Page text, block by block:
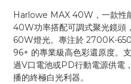
Harlowe MAX 40W，一款性
40W功率搭配可調式聚光鏡頭
60W燈光。專注於 2700K-
96+ 的專業級高色彩還原度。
過V口電池或PD行動電源供電
播的終極白光利器。